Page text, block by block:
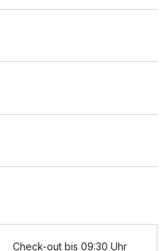
Check-out bis 09:30 Uhr